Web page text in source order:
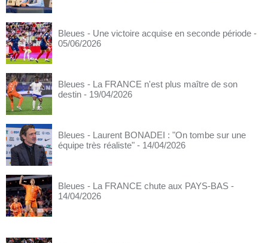
Bleues - Une victoire acquise en seconde période -
05/06/2026
Bleues - La FRANCE n'est plus maître de son
destin - 19/04/2026
Bleues - Laurent BONADEI : "On tombe sur une
équipe très réaliste" - 14/04/2026
Bleues - La FRANCE chute aux PAYS-BAS -
14/04/2026